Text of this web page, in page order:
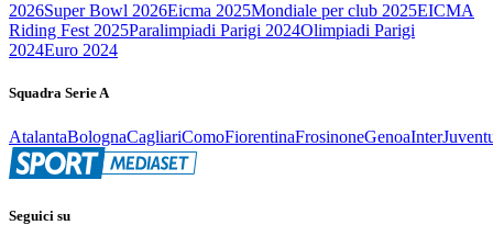
2026Super Bowl 2026Eicma 2025Mondiale per club 2025EICMA
Riding Fest 2025Paralimpiadi Parigi 2024Olimpiadi Parigi
2024Euro 2024
Squadra Serie A
AtalantaBolognaCagliariComoFiorentinaFrosinoneGenoaInter
Seguici su